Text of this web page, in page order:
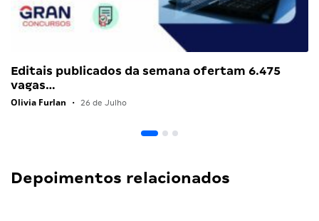
Editais publicados da semana ofertam 6.475
vagas…
Olivia Furlan • 26 de Julho
Depoimentos relacionados